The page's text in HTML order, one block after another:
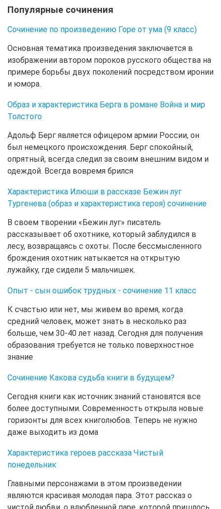
Популярные сочинения
Сочинение по произведению Горе от ума (9 класс)
Основная тематика произведения заключается в
изображении автором пороков русского общества на
примере борьбы двух поколений посредством иронии
и юмора.
Образ и характеристика Берга в романе Война и мир
Толстого
Адольф Берг является офицером армии России, он
был немецкого происхождения. Берг спокойный,
опрятный, всегда следил за своим внешним видом и
одеждой. Всегда вовремя брился
Характеристика Илюши в рассказе Бежин луг
Тургенева (образ и характеристика героя) сочинение
В своем творении «Бежин луг» писатель
рассказывает об охотнике, который заблудился в
лесу, возвращаясь с охоты. После бессмысленного
брождения охотник натыкается на открытую
лужайку, где сидели 5 мальчишек.
Опыт - сын ошибок трудных - сочинение 11 класс
К счастью или нет, мы живем во время, когда
средний человек, может знать в несколько раз
больше, чем 30-40 лет назад. Сегодня для получения
образования требуется не только поверхностное
знание
Сочинение Какова судьба книги в будущем?
Сегодня книги как источник знаний становятся все
более доступными. Современность открыла новые
горизонты для всех книголюбов. Теперь не нужно
даже выходить из дома
Характеристика героев рассказа Чистый
понедельник
Главными персонажами в этом произведении
являются красивая молодая пара. Этот рассказ о